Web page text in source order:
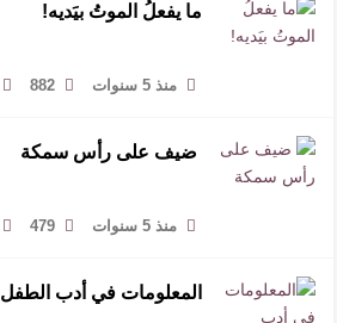
ما يفعلُ الموتُ بيَديه!
منذ 5 سنوات 882
ضيف على رأس سمكة
منذ 5 سنوات 479
المعلومات في أدب الطفل